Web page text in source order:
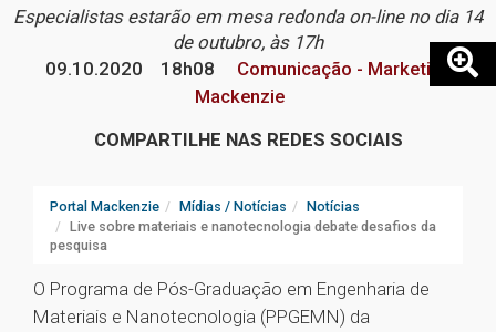
Especialistas estarão em mesa redonda on-line no dia 14
de outubro, às 17h
09.10.2020
18h08
Comunicação - Marketing
Mackenzie
COMPARTILHE NAS REDES SOCIAIS
Portal Mackenzie Mídias / Notícias
Notícias
Live sobre materiais e nanotecnologia debate desafios da
pesquisa
O Programa de Pós-Graduação em Engenharia de
Materiais e Nanotecnologia (PPGEMN) da